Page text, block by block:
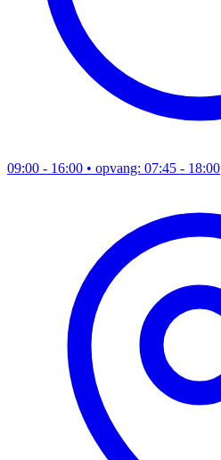
09:00 - 16:00 • opvang: 07:45 - 18:00